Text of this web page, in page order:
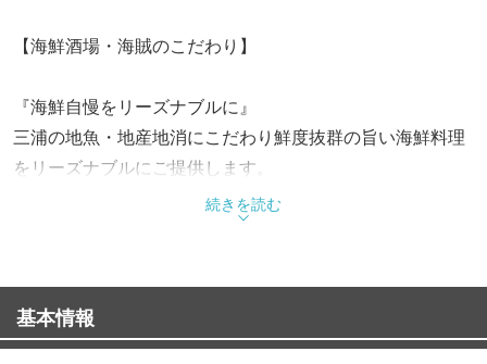
【海鮮酒場・海賊のこだわり】
『海鮮自慢をリーズナブルに』
三浦の地魚・地産地消にこだわり鮮度抜群の旨い海鮮料理
をリーズナブルにご提供します。
『旨い料理には旨い焼酎！！』
ンナップは20種類以上。
各種ご宴会も随時承っております。
続きを読む
基本情報